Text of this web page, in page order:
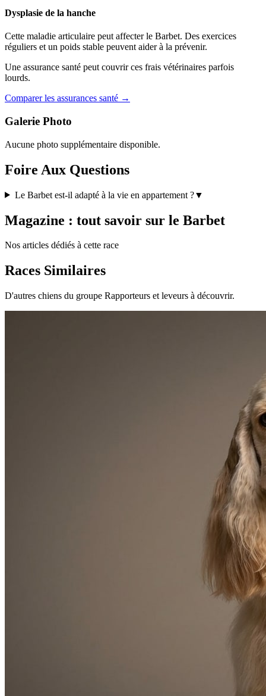
Dysplasie de la hanche
Cette maladie articulaire peut affecter le Barbet. Des exercices
réguliers et un poids stable peuvent aider à la prévenir.
Une assurance santé peut couvrir ces frais vétérinaires parfois
lourds.
Comparer les assurances santé →
Galerie Photo
Aucune photo supplémentaire disponible.
Foire Aux Questions
Le Barbet est-il adapté à la vie en appartement ?▼
Magazine : tout savoir sur le Barbet
Nos articles dédiés à cette race
Races Similaires
D'autres chiens du groupe Rapporteurs et leveurs à découvrir.